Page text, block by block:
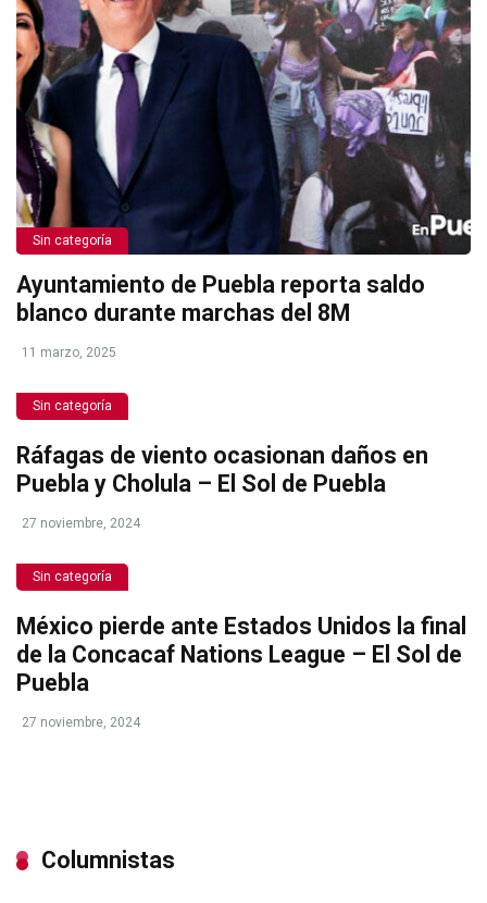
Sin categoría
Ayuntamiento de Puebla reporta saldo
blanco durante marchas del 8M
11 marzo, 2025
Sin categoría
Ráfagas de viento ocasionan daños en
Puebla y Cholula – El Sol de Puebla
27 noviembre, 2024
Sin categoría
México pierde ante Estados Unidos la final
de la Concacaf Nations League – El Sol de
Puebla
27 noviembre, 2024
Columnistas